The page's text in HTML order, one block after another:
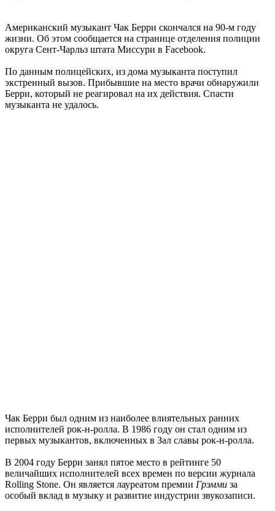
Американский музыкант Чак Берри скончался на 90-м году
жизни. Об этом сообщается на странице отделения полиции
округа Сент-Чарльз штата Миссури в Facebook.
По данным полицейских, из дома музыканта поступил
экстренный вызов. Прибывшие на место врачи обнаружили
Берри, который не реагировал на их действия. Спасти
музыканта не удалось.
Чак Берри был одним из наиболее влиятельных ранних
исполнителей рок-н-ролла. В 1986 году он стал одним из
первых музыкантов, включенных в Зал славы рок-н-ролла.
В 2004 году Берри занял пятое место в рейтинге 50
величайших исполнителей всех времен по версии журнала
Rolling Stone. Он является лауреатом премии Грэмми за
особый вклад в музыку и развитие индустрии звукозаписи.